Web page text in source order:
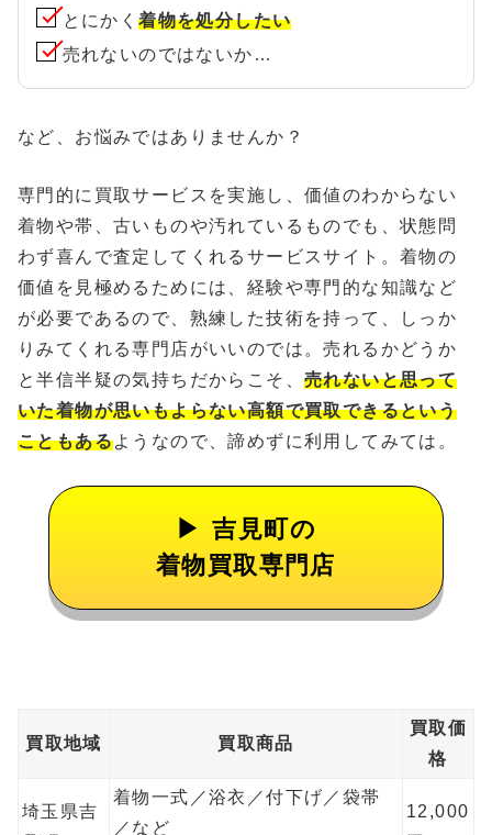
とにかく着物を処分したい
売れないのではないか…
など、お悩みではありませんか？
専門的に買取サービスを実施し、価値のわからない
着物や帯、古いものや汚れているものでも、状態問
わず喜んで査定してくれるサービスサイト。着物の
価値を見極めるためには、経験や専門的な知識など
が必要であるので、熟練した技術を持って、しっか
りみてくれる専門店がいいのでは。売れるかどうか
と半信半疑の気持ちだからこそ、 売れないと思って
いた着物が思いもよらない高額で買取できるという
こともあるようなので、諦めずに利用してみては。
吉見町の
着物買取専門店
買取地域 買取商品
買取価
格
埼玉県吉
着物一式／浴衣／付下げ／袋帯
／など
12,000